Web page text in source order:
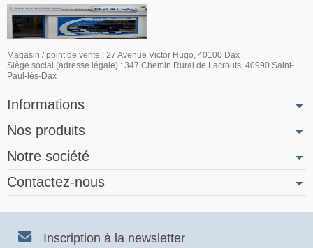
Magasin / point de vente : 27 Avenue Victor Hugo, 40100 Dax
Siège social (adresse légale) : 347 Chemin Rural de Lacrouts, 40990 Saint-
Paul-lès-Dax
Informations
Nos produits
Notre société
Contactez-nous
Inscription à la newsletter